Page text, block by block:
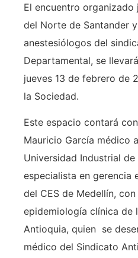
El encuentro organizado
del Norte de Santander
anestesiólogos del
Departamental, se
jueves 13 de febrero de
la Sociedad.
Este espacio contará
Mauricio García médico
Universidad Industrial de
especialista en gerencia
del CES de Medellín,
epidemiología clínica de
Antioquia, quien se
médico del Sindicato